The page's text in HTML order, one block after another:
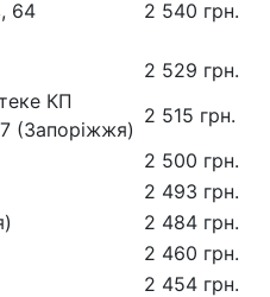
64
2 540 грн.
2 529 грн.
КП
(Запоріжжя)
2 515 грн.
2 500 грн.
2 493 грн.
2 484 грн.
2 460 грн.
2 454 грн.